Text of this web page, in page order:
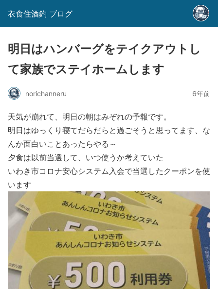
衣食住酒釣 ブログ
明日はハンバーグをテイクアウトし
て家族でステイホームします
norichanneru 6年前
天気が崩れて、明日の朝はみぞれの予報です。
明日はゆっくり寝てだらだらと過ごそうと思ってます、な
んか面白いことあったらやる～
夕食は以前当選して、いつ使うか考えていた
いわき市コロナ安心システム入会で当選したクーポンを使
います